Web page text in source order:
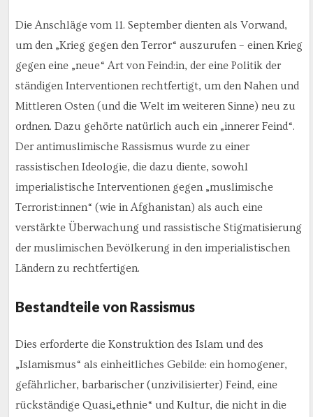
Die Anschläge vom 11. September dienten als Vorwand,
um den „Krieg gegen den Terror“ auszurufen – einen Krieg
gegen eine „neue“ Art von Feind:in, der eine Politik der
ständigen Interventionen rechtfertigt, um den Nahen und
Mittleren Osten (und die Welt im weiteren Sinne) neu zu
ordnen. Dazu gehörte natürlich auch ein „innerer Feind“.
Der antimuslimische Rassismus wurde zu einer
rassistischen Ideologie, die dazu diente, sowohl
imperialistische Interventionen gegen „muslimische
Terrorist:innen“ (wie in Afghanistan) als auch eine
verstärkte Überwachung und rassistische Stigmatisierung
der muslimischen Bevölkerung in den imperialistischen
Ländern zu rechtfertigen.
Bestandteile von Rassismus
Dies erforderte die Konstruktion des Islam und des
„Islamismus“ als einheitliches Gebilde: ein homogener,
gefährlicher, barbarischer (unzivilisierter) Feind, eine
rückständige Quasi„ethnie“ und Kultur, die nicht in die